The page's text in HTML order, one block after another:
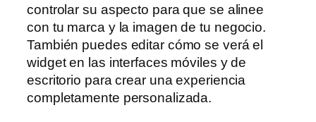
controlar su aspecto para que se alinee
con tu marca y la imagen de tu negocio.
También puedes editar cómo se verá el
widget en las interfaces móviles y de
escritorio para crear una experiencia
completamente personalizada.